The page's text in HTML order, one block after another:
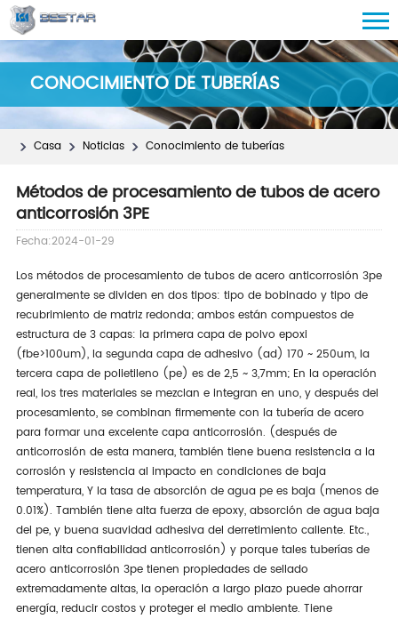
CONOCIMIENTO DE TUBERÍAS
Casa Noticias Conocimiento de tuberías
Métodos de procesamiento de tubos de acero
anticorrosión 3PE
Fecha:2024-01-29
Los métodos de procesamiento de tubos de acero anticorrosión 3pe
generalmente se dividen en dos tipos: tipo de bobinado y tipo de
recubrimiento de matriz redonda; ambos están compuestos de
estructura de 3 capas: la primera capa de polvo epoxi
(fbe>100um), la segunda capa de adhesivo (ad) 170 ~ 250um, la
tercera capa de polietileno (pe) es de 2,5 ~ 3,7mm; En la operación
real, los tres materiales se mezclan e integran en uno, y después del
procesamiento, se combinan firmemente con la tubería de acero
para formar una excelente capa anticorrosión. (después de
anticorrosión de esta manera, también tiene buena resistencia a la
corrosión y resistencia al impacto en condiciones de baja
temperatura, Y la tasa de absorción de agua pe es baja (menos de
0.01%). También tiene alta fuerza de epoxy, absorción de agua baja
del pe, y buena suavidad adhesiva del derretimiento caliente. Etc.,
tienen alta confiabilidad anticorrosión) y porque tales tuberías de
acero anticorrosión 3pe tienen propiedades de sellado
extremadamente altas, la operación a largo plazo puede ahorrar
energía, reducir costos y proteger el medio ambiente. Tiene